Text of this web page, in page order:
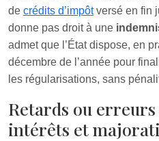
de crédits d’impôtversé en fin
donne pas droit à une
admet que l’État dispose, en
décembre de l’année pour
les régularisations, sans
Retards ou
intérêts et